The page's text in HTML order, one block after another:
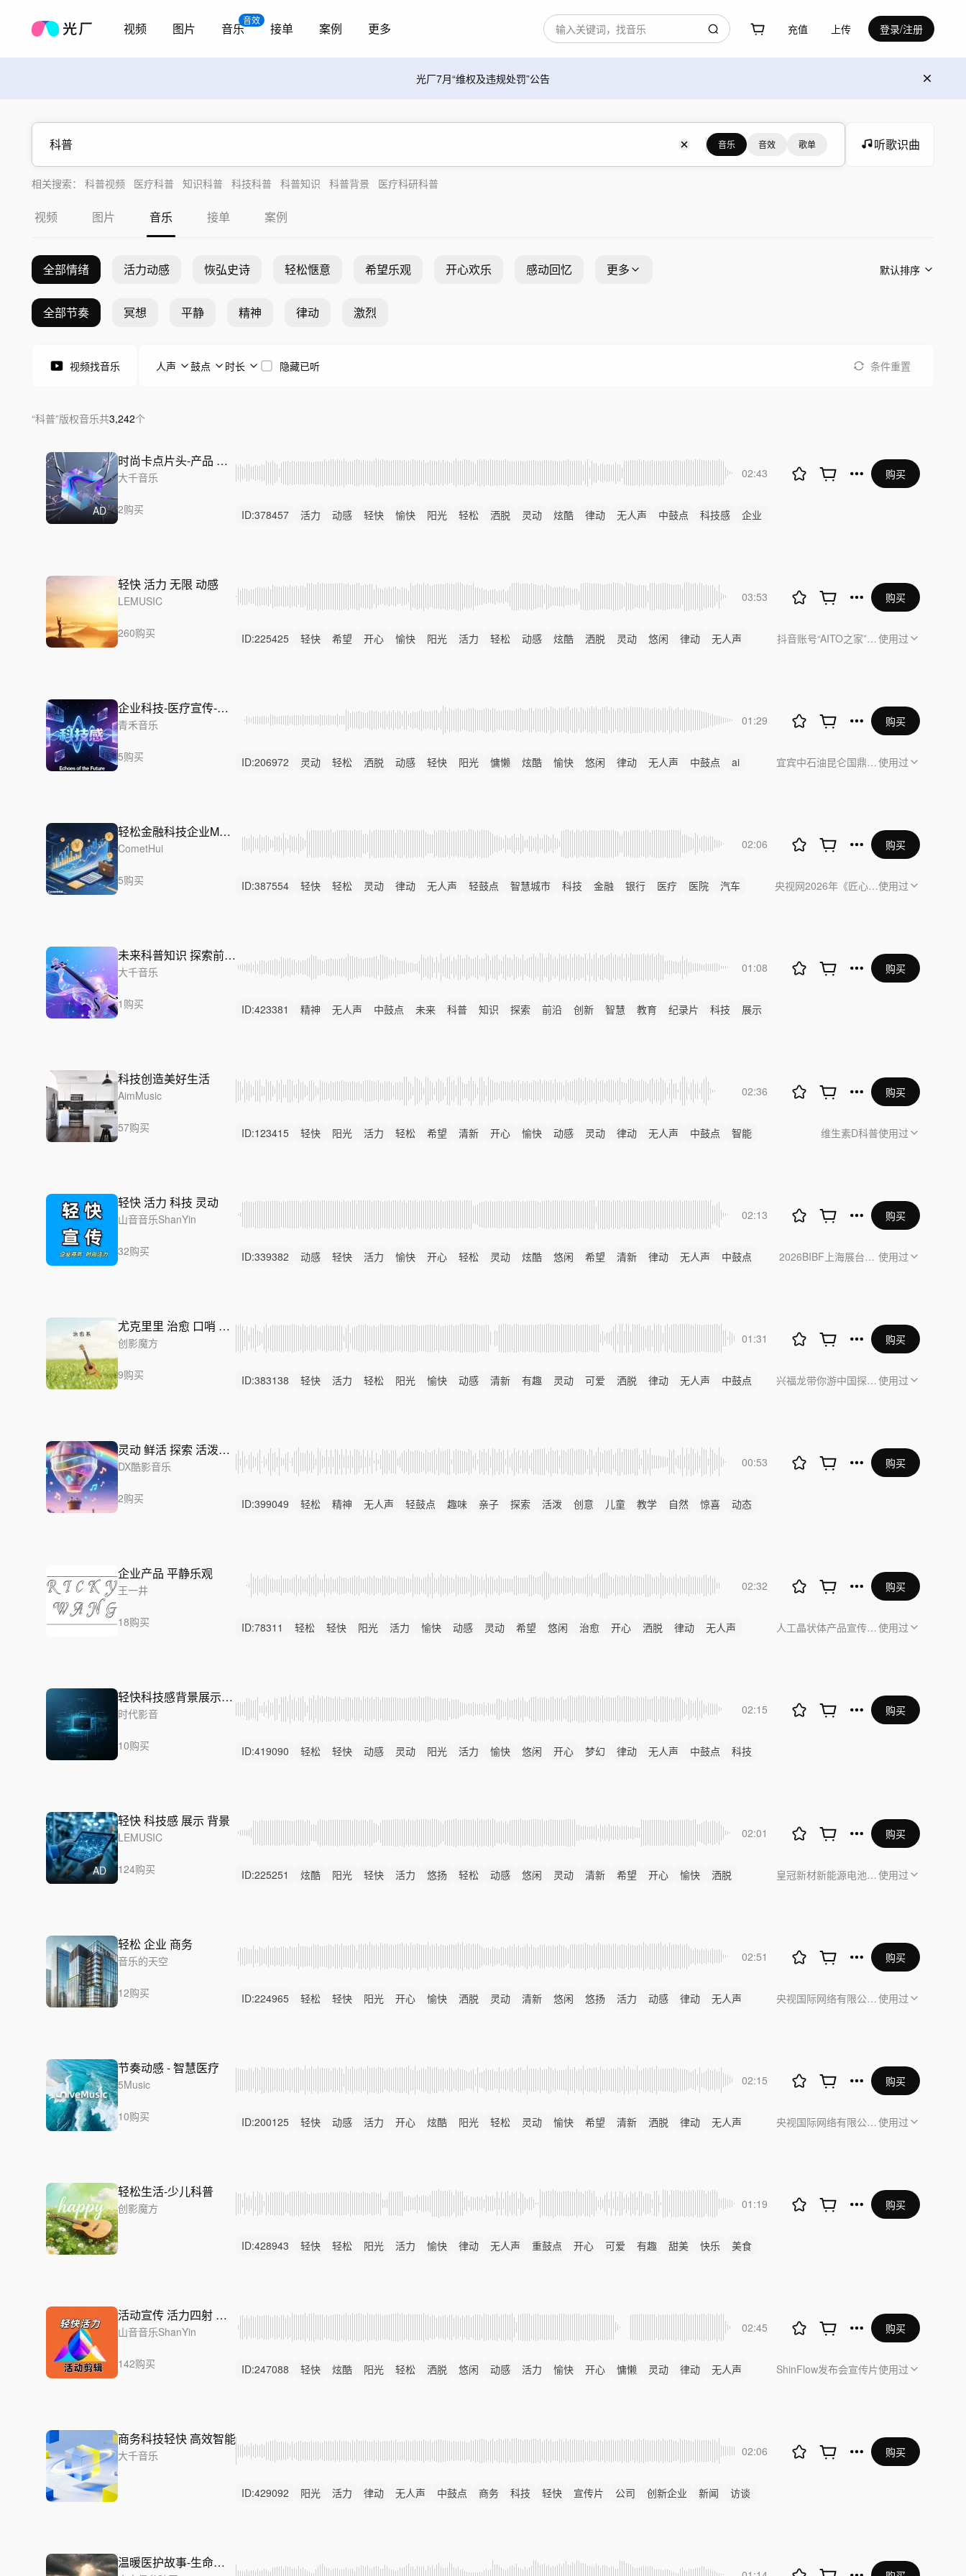
视频 图片
音效
音乐 接单 案例 更多 充值 上传 登录/注册
光厂7月“维权及违规处罚”公告
音乐 音效 歌单 听歌识曲
相关搜索： 科普视频 医疗科普 知识科普 科技科普 科普知识 科普背景
医疗科研科普
视频 图片 音乐 接单 案例
全部情绪 活力动感 恢弘史诗 轻松惬意 希望乐观 开心欢乐 感动回忆 更多 默认排序
全部节奏 冥想 平静 精神 律动 激烈
视频找音乐 人声 鼓点 时长 隐藏已听 条件重置
“科普”版权音乐共3,242个
AD
时尚卡点片头-产品 科技 宣传
大千音乐
2购买
02:43
ID:378457 活力 动感 轻快 愉快 阳光 轻松 洒脱 灵动 炫酷 律动 无人声 中鼓点 科技感
企业
购买
轻快 活力 无限 动感
LEMUSIC
260购买
03:53
ID:225425 轻快 希望 开心 愉快 阳光 活力 轻松 动感 炫酷 洒脱 灵动 悠闲 律动
无人声
购买
抖音账号“AITO之家”《趣享无界，共赴
使用过
企业科技-医疗宣传-未来
青禾音乐
5购买
01:29
ID:206972 灵动 轻松 洒脱 动感 轻快 阳光 慵懒 炫酷 愉快 悠闲 律动 无人声 中鼓点
ai
购买
宜宾中石油昆仑国鼎燃气有限公司安全生
使用过
轻松金融科技企业MG展示-赋能新生
CometHui
5购买
02:06
ID:387554 轻快 轻松 灵动 律动 无人声 轻鼓点 智慧城市 科技 金融 银行 医疗 医院
汽车
购买
央视网2026年《匠心好品》第十三期节目
使用过
未来科普知识 探索前沿创新
大千音乐
1购买
01:08
ID:423381 精神 无人声 中鼓点 未来 科普 知识 探索 前沿 创新 智慧 教育 纪录片 科技
展示
购买
科技创造美好生活
AimMusic
57购买
02:36
ID:123415 轻快 阳光 活力 轻松 希望 清新 开心 愉快 动感 灵动 律动 无人声 中鼓点
智能
购买
维生素D科普使用过
轻快 活力 科技 灵动
山音音乐ShanYin
32购买
02:13
ID:339382 动感 轻快 活力 愉快 开心 轻松 灵动 炫酷 悠闲 希望 清新 律动 无人声
中鼓点
购买
2026BIBF上海展台宣传视频
使用过
尤克里里 治愈 口哨 活泼
创影魔方
9购买
01:31
ID:383138 轻快 活力 轻松 阳光 愉快 动感 清新 有趣 灵动 可爱 洒脱 律动 无人声
中鼓点
购买
兴福龙带你游中国探秘国家地质公园 广东
使用过
灵动 鲜活 探索 活泼CRAFTY ECHO
DX酷影音乐
2购买
00:53
ID:399049 轻松 精神 无人声 轻鼓点 趣味 亲子 探索 活泼 创意 儿童 教学 自然 惊喜
动态
购买
企业产品 平静乐观
王一井
18购买
02:32
ID:78311 轻松 轻快 阳光 活力 愉快 动感 灵动 希望 悠闲 治愈 开心 洒脱 律动
无人声
购买
人工晶状体产品宣传视频使用过
轻快科技感背景展示-数字化转型
时代影音
10购买
02:15
ID:419090 轻松 轻快 动感 灵动 阳光 活力 愉快 悠闲 开心 梦幻 律动 无人声 中鼓点
科技
购买
AD
轻快 科技感 展示 背景
LEMUSIC
124购买
02:01
ID:225251 炫酷 阳光 轻快 活力 悠扬 轻松 动感 悠闲 灵动 清新 希望 开心 愉快
洒脱
购买
皇冠新材新能源电池粘接解决方案
使用过
轻松 企业 商务
音乐的天空
12购买
02:51
ID:224965 轻松 轻快 阳光 开心 愉快 洒脱 灵动 清新 悠闲 悠扬 活力 动感 律动
无人声
购买
央视国际网络有限公司《人人都爱中国造
使用过
节奏动感 - 智慧医疗
5Music
10购买
02:15
ID:200125 轻快 动感 活力 开心 炫酷 阳光 轻松 灵动 愉快 希望 清新 洒脱 律动
无人声
购买
央视国际网络有限公司《人人都爱中国造
使用过
轻松生活-少儿科普
创影魔方 01:19
ID:428943 轻快 轻松 阳光 活力 愉快 律动 无人声 重鼓点 开心 可爱 有趣 甜美 快乐
美食
购买
活动宣传 活力四射 会议开场
山音音乐ShanYin
142购买
02:45
ID:247088 轻快 炫酷 阳光 轻松 洒脱 悠闲 动感 活力 愉快 开心 慵懒 灵动 律动
无人声
购买
ShinFlow发布会宣传片使用过
商务科技轻快 高效智能
大千音乐 02:06
ID:429092 阳光 活力 律动 无人声 中鼓点 商务 科技 轻快 宣传片 公司 创新企业 新闻
访谈
购买
温暖医护故事-生命回响